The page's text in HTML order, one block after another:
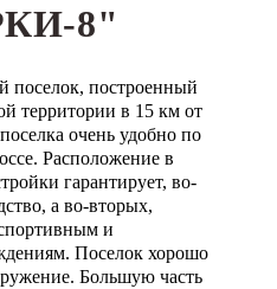
8"
поселок, построенный
территории в 15 км от
очень удобно по
Расположение в
гарантирует, во-
а во-вторых,
и
Поселок хорошо
Большую часть